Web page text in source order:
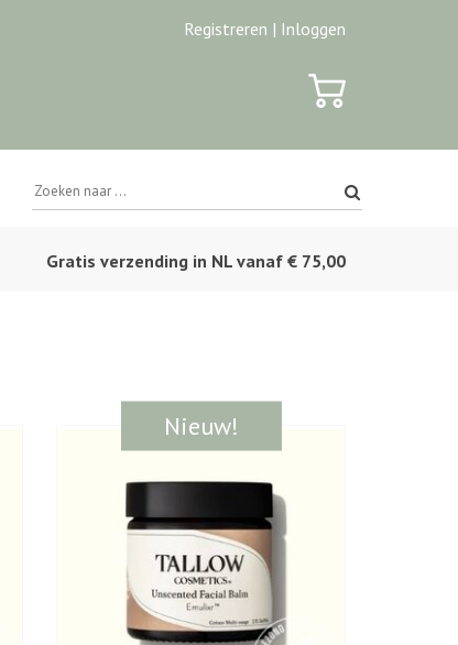
Registreren | Inloggen
Gratis verzending in NL vanaf € 75,00
Nieuw!